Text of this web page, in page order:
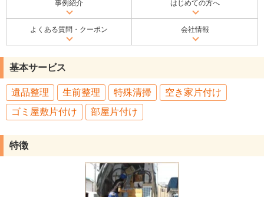
事例紹介 はじめての方へ
よくある質問・クーポン 会社情報
基本サービス
遺品整理 生前整理 特殊清掃
空き家片付け
ゴミ屋敷片付け
部屋片付け
特徴